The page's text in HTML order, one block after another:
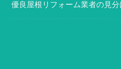
優良屋根リフォーム業者の見